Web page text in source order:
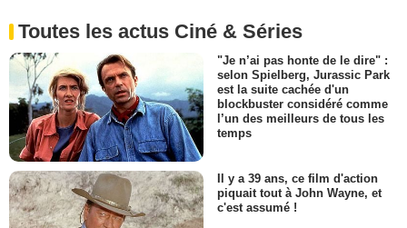
Toutes les actus Ciné & Séries
"Je n’ai pas honte de le dire" :
selon Spielberg, Jurassic Park
est la suite cachée d'un
blockbuster considéré comme
l’un des meilleurs de tous les
temps
Il y a 39 ans, ce film d'action
piquait tout à John Wayne, et
c'est assumé !